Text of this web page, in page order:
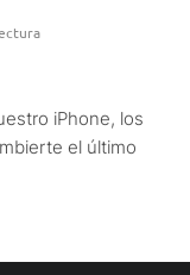
iPhone, los
el último